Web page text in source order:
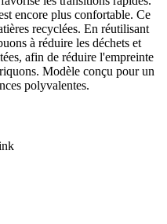
encore plus confortable. Ce
recyclées. En réutilisant
à réduire les déchets et
afin de réduire l'empreinte
Modèle conçu pour un
polyvalentes.